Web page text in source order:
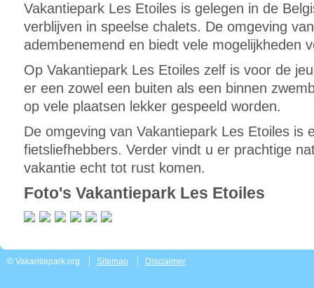
Vakantiepark Les Etoiles is gelegen in de
verblijven in speelse chalets. De omgeving
adembenemend en biedt vele mogelijkheden
Op Vakantiepark Les Etoiles zelf is voor de
er een zowel een buiten als een binnen
op vele plaatsen lekker gespeeld worden.
De omgeving van Vakantiepark Les Etoiles is
fietsliefhebbers. Verder vindt u er prachtige
vakantie echt tot rust komen.
Foto's Vakantiepark Les Etoiles
© Vakantiepark.org Sitemap Disclaimer